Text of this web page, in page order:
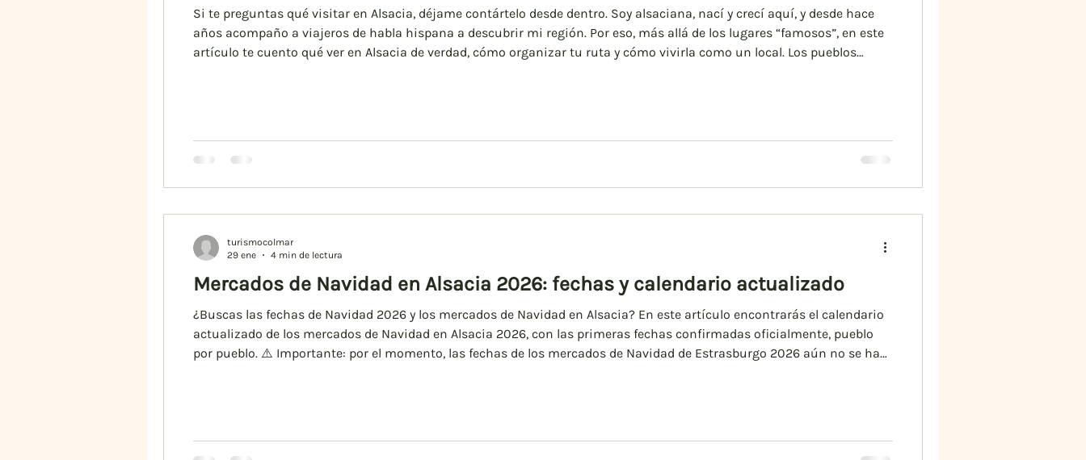
Si te preguntas qué visitar en Alsacia, déjame contártelo desde dentro. Soy alsaciana, nací y crecí aquí, y desde hace
años acompaño a viajeros de habla hispana a descubrir mi región. Por eso, más allá de los lugares “famosos”, en este
artículo te cuento qué ver en Alsacia de verdad, cómo organizar tu ruta y cómo vivirla como un local. Los pueblos
Mercados de Navidad en Alsacia 2026: fechas y calendario actualizado
¿Buscas las fechas de Navidad 2026 y los mercados de Navidad en Alsacia? En este artículo encontrarás el calendario
actualizado de los mercados de Navidad en Alsacia 2026, con las primeras fechas confirmadas oficialmente, pueblo
por pueblo. ⚠️ Importante: por el momento, las fechas de los mercados de Navidad de Estrasburgo 2026 aún no se han
turismocolmar
29 ene
4 min de lectura